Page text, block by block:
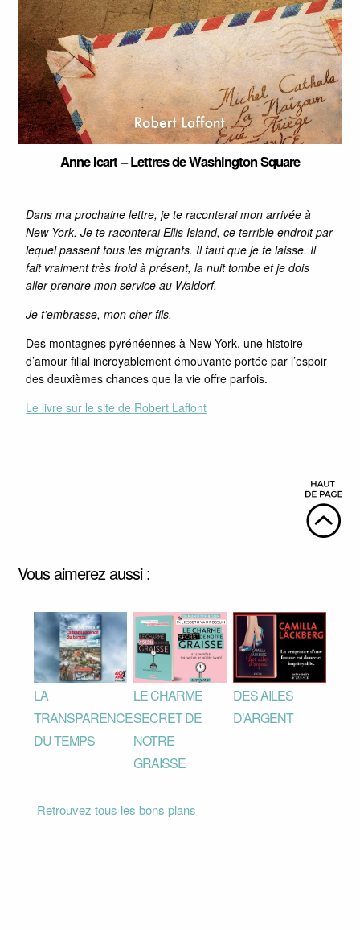
Anne Icart – Lettres de Washington Square
Dans ma prochaine lettre, je te raconterai mon arrivée à
New York. Je te raconterai Ellis Island, ce terrible endroit par
lequel passent tous les migrants. Il faut que je te laisse. Il
fait vraiment très froid à présent, la nuit tombe et je dois
aller prendre mon service au Waldorf.
Je t’embrasse, mon cher fils.
Des montagnes pyrénéennes à New York, une histoire
d’amour filial incroyablement émouvante portée par l’espoir
des deuxièmes chances que la vie offre parfois.
Le livre sur le site de Robert Laffont
Vous aimerez aussi :
LA
TRANSPARENCE
DU TEMPS
LE CHARME
SECRET DE
NOTRE
GRAISSE
DES AILES
D’ARGENT
Retrouvez tous les bons plans